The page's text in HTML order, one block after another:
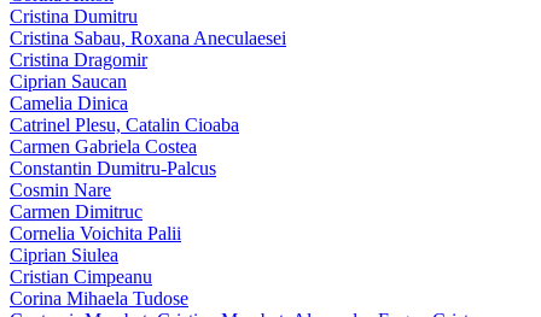
Cristina Dumitru
Cristina Sabau, Roxana Aneculaesei
Cristina Dragomir
Ciprian Saucan
Camelia Dinica
Catrinel Plesu, Catalin Cioaba
Carmen Gabriela Costea
Constantin Dumitru-Palcus
Cosmin Nare
Carmen Dimitruc
Cornelia Voichita Palii
Ciprian Siulea
Cristian Cimpeanu
Corina Mihaela Tudose